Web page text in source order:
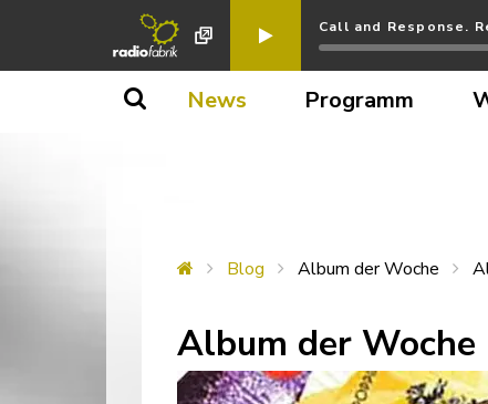
Call and Response.
News Programm
Blog Album der Woche
Album der Woche